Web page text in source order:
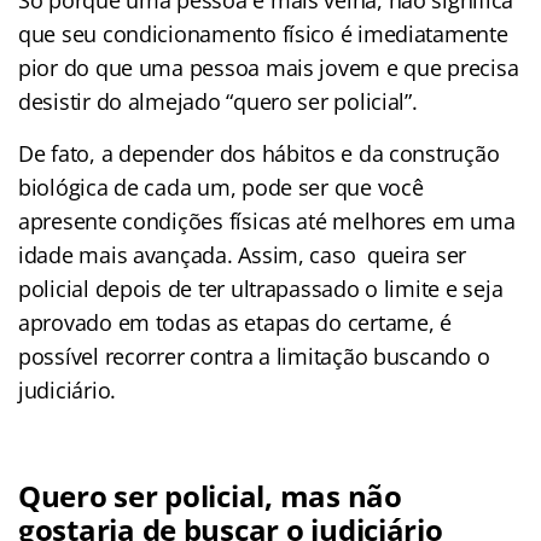
que seu condicionamento físico é imediatamente
pior do que uma pessoa mais jovem e que precisa
desistir do almejado “quero ser policial”.
De fato, a depender dos hábitos e da construção
biológica de cada um, pode ser que você
apresente condições físicas até melhores em uma
idade mais avançada. Assim, caso queira ser
policial depois de ter ultrapassado o limite e seja
aprovado em todas as etapas do certame, é
possível recorrer contra a limitação buscando o
judiciário.
Quero ser policial, mas não
gostaria de buscar o judiciário